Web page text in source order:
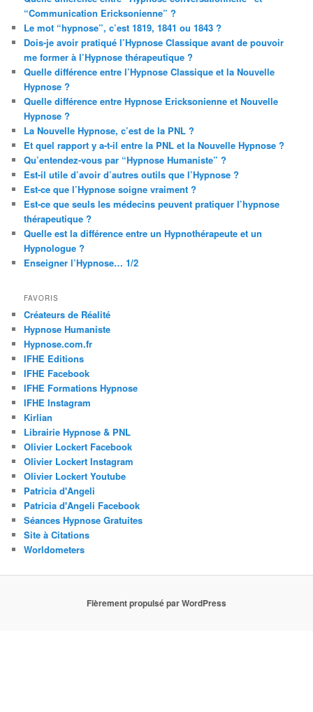
“Communication Ericksonienne” ?
Le mot “hypnose”, c’est 1819, 1841 ou 1843 ?
Dois-je avoir pratiqué l’Hypnose Classique avant de pouvoir
me former à l’Hypnose thérapeutique ?
Quelle différence entre l’Hypnose Classique et la Nouvelle
Hypnose ?
Quelle différence entre Hypnose Ericksonienne et Nouvelle
Hypnose ?
La Nouvelle Hypnose, c’est de la PNL ?
Et quel rapport y a-t-il entre la PNL et la Nouvelle Hypnose ?
Qu’entendez-vous par “Hypnose Humaniste” ?
Est-il utile d’avoir d’autres outils que l’Hypnose ?
Est-ce que l’Hypnose soigne vraiment ?
Est-ce que seuls les médecins peuvent pratiquer l’hypnose
thérapeutique ?
Quelle est la différence entre un Hypnothérapeute et un
Hypnologue ?
Enseigner l’Hypnose… 1/2
FAVORIS
Créateurs de Réalité
Hypnose Humaniste
Hypnose.com.fr
IFHE Editions
IFHE Facebook
IFHE Formations Hypnose
IFHE Instagram
Kirlian
Librairie Hypnose & PNL
Olivier Lockert Facebook
Olivier Lockert Instagram
Olivier Lockert Youtube
Patricia d'Angeli
Patricia d'Angeli Facebook
Séances Hypnose Gratuites
Site à Citations
Worldometers
Fièrement propulsé par WordPress